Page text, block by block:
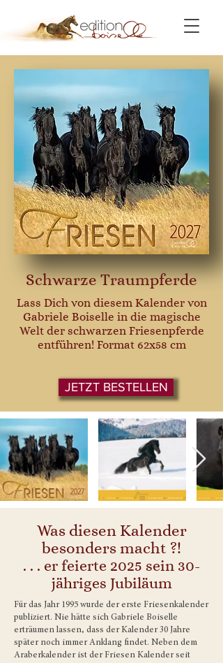
Schwarze Traumpferde
Lass Dich von diesem Kalender von
Gabriele Boiselle in die magische
Welt der schwarzen Friesenpferde
entführen! Format 62x58 cm
JETZT BESTELLEN
Was diesen Kalender
besonders macht ?!
. . . er feierte 2025 sein 30-
jähriges Jubiläum
Für das Jahr 1995 wurde der erste Friesenkalender
publiziert. Nie hätte sich Gabriele Boiselle
erträumen lassen, dass der Kalender 30 Jahre
später noch immer Anklang findet. Neben dem
Araberkalender ist der Friesen Kalender seit